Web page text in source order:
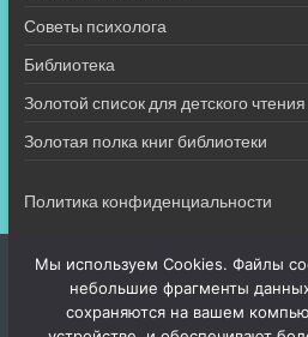
Советы психолога
Библиотека
Золотой список для детского чтения
Золотая полка книг библиотеки
Политика конфиденциальности
Мы используем Cookies. Файлы
небольшие фрагменты
сохраняются на вашем